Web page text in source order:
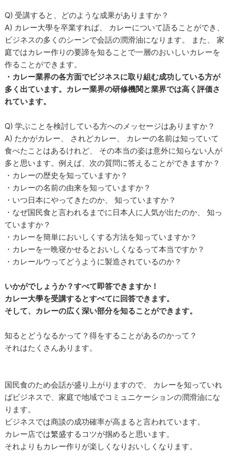
Q) 受講すると、どのような成果がありますか？
A) カレー大學を卒業すれば、 カレーについて語ることができ、
ビジネスの多くのシーンで会話の潤滑油になります。 また、 家
庭ではカレー作りの要諦を知ることで一層のおいしいカレーを
作ることができます。
・カレー業界の各方面でビジネスに取り組む成功している方が
多く出ています。カレー業界の研修機関と業界では高く評価さ
れています。
Q) 学ぶことを検討している方へのメッセージはありますか？
A) たかがカレー、 されどカレー、 カレーの名前は知っていて
食べたことはあるけれど、 その本当の姿は意外に知らない人が
多と思います。例えば、次の質問に答えることができますか？
・カレーの歴史を知っていますか？
・カレーの名前の由来を知っていますか？
・いつ日本にやってきたのか、 知っていますか？
・なぜ国民食と言われるまでに日本人に人気が出たのか、 知っ
ていますか？
・カレーを簡単においしくする方法を知っていますか？
・カレーを一晩寝かせるとおいしくなるって本当ですか？
・カレールウってどうように製造されているのか？
いかがでしょうか？すべて即答できますか！
カレー大學を受講するとすべてに回答できます。
そして、カレーの広く深い部分を知ることができます。
知るとどうなるかって？得をすることがあるのかって？
それはたくさんあります。
国民食のため会話が盛り上がりますので、 カレーを知っていれ
ばビジネスで、家庭で地域でコミュニケーションの潤滑油にな
ります。
ビジネスでは商談の成功確率が高まると言われています。
カレー店では繁盛するコツが掴めると思います。
それよりもカレー作りが楽しくなりおいしくなります。